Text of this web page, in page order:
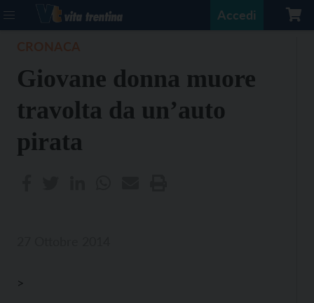
Accedi
Giovane donna muore
travolta da un’auto
pirata
>